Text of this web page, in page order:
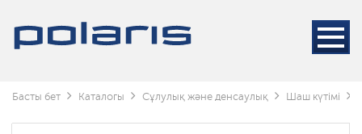
Басты бет Каталогы Сұлулық және денсаулық Шаш күтімі
Стайлерлер
фендер